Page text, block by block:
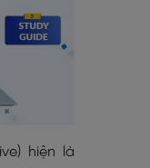
hiện là